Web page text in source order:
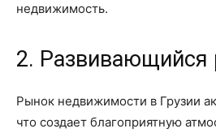
недвижимость.
2. Развивающийся
Рынок недвижимости в Грузии
что создает благоприятную